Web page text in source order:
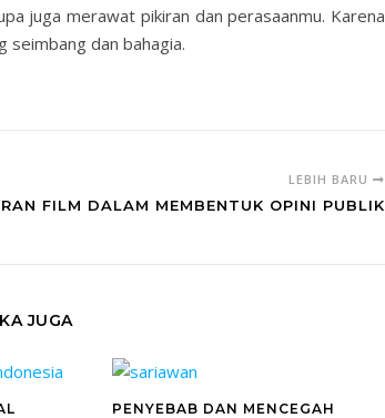
juga merawat pikiran dan perasaanmu. Karena
seimbang dan bahagia.
LEBIH BARU
FILM DALAM MEMBENTUK OPINI PUBLIK
JUGA
PENYEBAB DAN MENCEGAH